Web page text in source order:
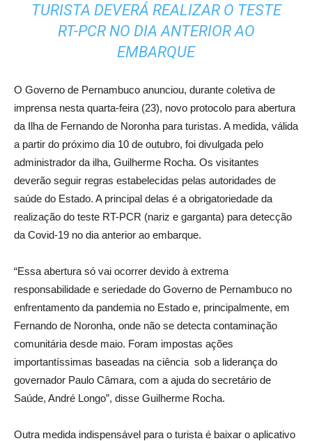
TURISTA DEVERÁ REALIZAR O TESTE
RT-PCR NO DIA ANTERIOR AO
EMBARQUE
O Governo de Pernambuco anunciou, durante coletiva de
imprensa nesta quarta-feira (23), novo protocolo para abertura
da Ilha de Fernando de Noronha para turistas. A medida, válida
a partir do próximo dia 10 de outubro, foi divulgada pelo
administrador da ilha, Guilherme Rocha. Os visitantes
deverão seguir regras estabelecidas pelas autoridades de
saúde do Estado. A principal delas é a obrigatoriedade da
realização do teste RT-PCR (nariz e garganta) para detecção
da Covid-19 no dia anterior ao embarque.
“Essa abertura só vai ocorrer devido à extrema
responsabilidade e seriedade do Governo de Pernambuco no
enfrentamento da pandemia no Estado e, principalmente, em
Fernando de Noronha, onde não se detecta contaminação
comunitária desde maio. Foram impostas ações
importantíssimas baseadas na ciência sob a liderança do
governador Paulo Câmara, com a ajuda do secretário de
Saúde, André Longo”, disse Guilherme Rocha.
Outra medida indispensável para o turista é baixar o aplicativo